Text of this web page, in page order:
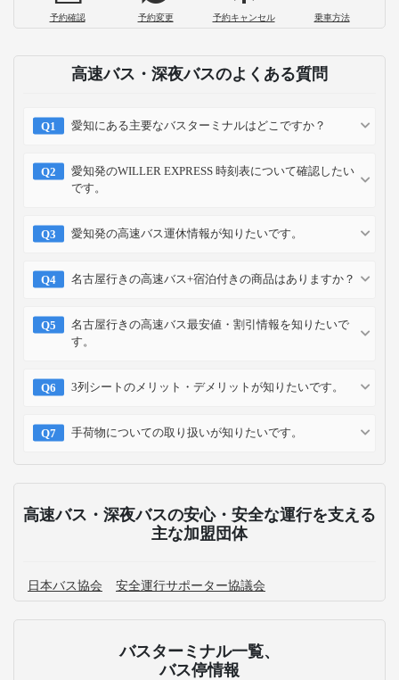
予約確認 予約変更 予約キャンセル 乗車方法
高速バス・深夜バスのよくある質問
愛知にある主要なバスターミナルはどこですか？
愛知発のWILLER EXPRESS 時刻表について確認したい
です。
愛知発の高速バス運休情報が知りたいです。
名古屋行きの高速バス+宿泊付きの商品はありますか？
名古屋行きの高速バス最安値・割引情報を知りたいで
す。
3列シートのメリット・デメリットが知りたいです。
手荷物についての取り扱いが知りたいです。
高速バス・深夜バスの安心・安全な運行を支える
主な加盟団体
日本バス協会 安全運行サポーター協議会
バスターミナル一覧、
バス停情報